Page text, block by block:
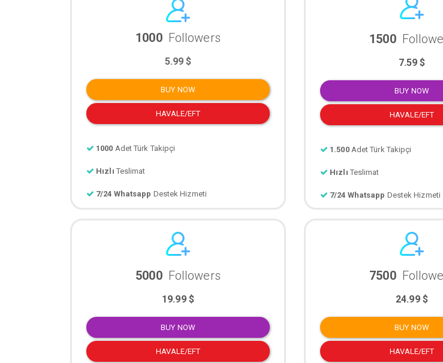
1000 Followers
5.99 $
BUY NOW
HAVALE/EFT
1000 Adet Türk Takipçi
Hızlı Teslimat
7/24 Whatsapp Destek Hizmeti
1500
7.59 $
BUY NOW
HAVALE/EFT
1.500 Adet Türk Takipçi
Hızlı Teslimat
7/24 Whatsapp Destek
5000 Followers
19.99 $
BUY NOW
HAVALE/EFT
7500
24.99 $
BUY NOW
HAVALE/EFT